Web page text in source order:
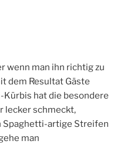
wenn man ihn richtig zu
dem Resultat Gäste
hat die besondere
lecker schmeckt,
Spaghetti-artige Streifen
man